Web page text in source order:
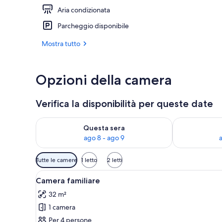
Aria condizionata
Parcheggio disponibile
Mostra tutto
Opzioni della camera
Verifica la disponibilità per queste date
Questa sera
ago 8 - ago 9
Verifica la disponibilità per questa sera, ago 8 - ago 9
Verifica la
Filtri
disponibili
per
le
camere
Tutte le camere 1 letto 2 letti
Apri
tutte
le
foto
Una camera da letto con
6
Camera familiare
32 m²
1 camera
Per 4 persone